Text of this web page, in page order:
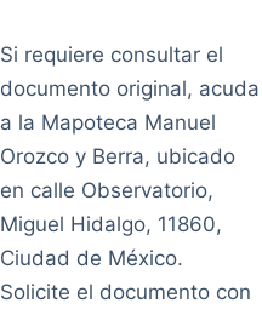
Si requiere consultar el
documento original, acuda
a la Mapoteca Manuel
Orozco y Berra, ubicado
en calle Observatorio,
Miguel Hidalgo, 11860,
Ciudad de México.
Solicite el documento con